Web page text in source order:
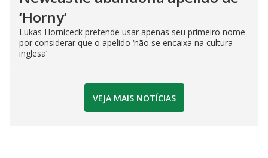
‘Horny’
Lukas Horniceck pretende usar apenas seu primeiro nome
por considerar que o apelido ‘não se encaixa na cultura
inglesa’
VEJA MAIS NOTÍCIAS